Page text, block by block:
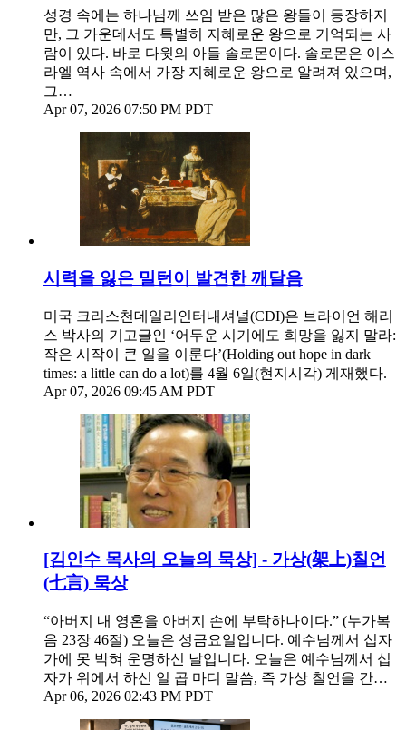
성경 속에는 하나님께 쓰임 받은 많은 왕들이 등장하지
만, 그 가운데서도 특별히 지혜로운 왕으로 기억되는 사
람이 있다. 바로 다윗의 아들 솔로몬이다. 솔로몬은 이스
라엘 역사 속에서 가장 지혜로운 왕으로 알려져 있으며,
그…
Apr 07, 2026 07:50 PM PDT
시력을 잃은 밀턴이 발견한 깨달음
미국 크리스천데일리인터내셔널(CDI)은 브라이언 해리
스 박사의 기고글인 ‘어두운 시기에도 희망을 잃지 말라:
작은 시작이 큰 일을 이룬다’(Holding out hope in dark
times: a little can do a lot)를 4월 6일(현지시각) 게재했다.
Apr 07, 2026 09:45 AM PDT
[김인수 목사의 오늘의 묵상] - 가상(架上)칠언
(七言) 묵상
“아버지 내 영혼을 아버지 손에 부탁하나이다.” (누가복
음 23장 46절) 오늘은 성금요일입니다. 예수님께서 십자
가에 못 박혀 운명하신 날입니다. 오늘은 예수님께서 십
자가 위에서 하신 일 곱 마디 말씀, 즉 가상 칠언을 간…
Apr 06, 2026 02:43 PM PDT